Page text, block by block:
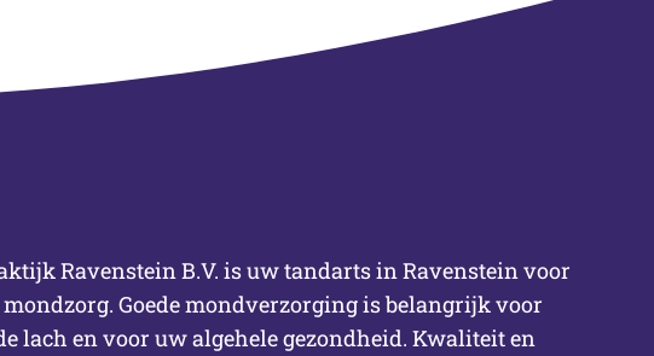
Ravenstein B.V. is uw tandarts in Ravenstein voor
Goede mondverzorging is belangrijk voor
lach en voor uw algehele gezondheid. Kwaliteit en